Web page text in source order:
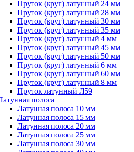
Пруток (круг) латунный 24 мм
Пруток (круг) латунный 28 мм
Пруток (круг) латунный 30 мм
Пруток (круг) латунный 35 мм
Пруток (круг) латунный 4 мм
Пруток (круг) латунный 45 мм
Пруток (круг) латунный 50 мм
Пруток (круг) латунный 6 мм
Пруток (круг) латунный 60 мм
Пруток (круг) латунный 8 мм
Пруток латунный Л59
полоса
Латунная полоса 10 мм
Латунная полоса 15 мм
Латунная полоса 20 мм
Латунная полоса 25 мм
Латунная полоса 30 мм